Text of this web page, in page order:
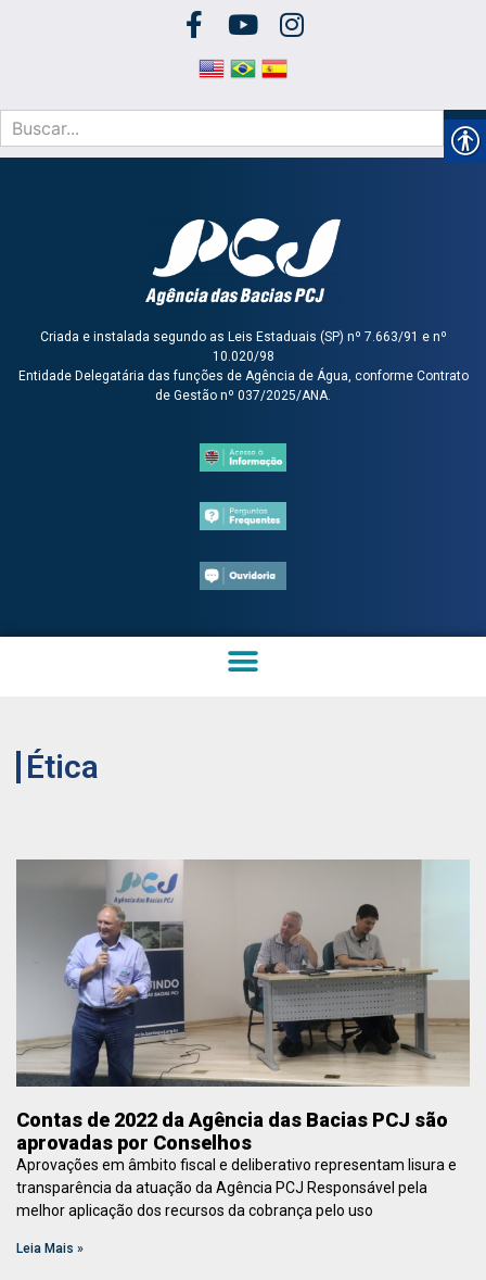
Criada e instalada segundo as Leis Estaduais (SP) nº 7.663/91 e nº
10.020/98
Entidade Delegatária das funções de Agência de Água, conforme Contrato
de Gestão nº 037/2025/ANA.
Ética
Contas de 2022 da Agência das Bacias PCJ são
aprovadas por Conselhos
Aprovações em âmbito fiscal e deliberativo representam lisura e
transparência da atuação da Agência PCJ Responsável pela
melhor aplicação dos recursos da cobrança pelo uso
Leia Mais »